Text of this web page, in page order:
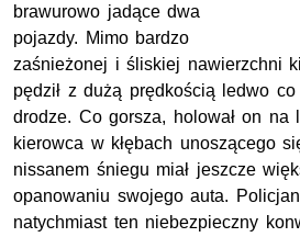
brawurowo jadące dwa
pojazdy. Mimo bardzo
zaśnieżonej i śliskiej nawierzchni
pędził z dużą prędkością ledwo
drodze. Co gorsza, holował on na
kierowca w kłębach unoszącego
nissanem śniegu miał jeszcze
opanowaniu swojego auta.
natychmiast ten niebezpieczny